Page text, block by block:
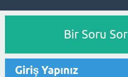
Bir Soru Sor
Giriş Yapınız